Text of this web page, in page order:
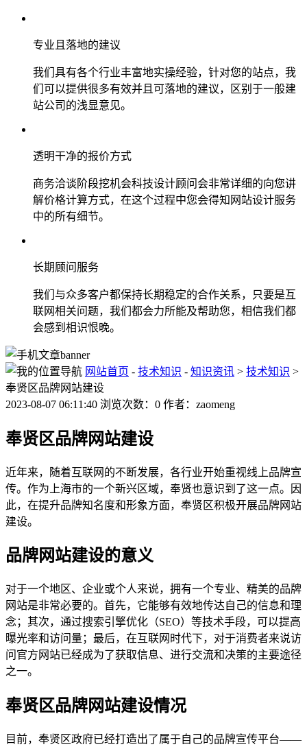
专业且落地的建议
我们具有各个行业丰富地实操经验，针对您的站点，我
们可以提供很多有效并且可落地的建议，区别于一般建
站公司的浅显意见。
透明干净的报价方式
商务洽谈阶段挖机会科技设计顾问会非常详细的向您讲
解价格计算方式，在这个过程中您会得知网站设计服务
中的所有细节。
长期顾问服务
我们与众多客户都保持长期稳定的合作关系，只要是互
联网相关问题，我们都会力所能及帮助您，相信我们都
会感到相识恨晚。
网站首页 - 技术知识 - 知识资讯 > 技术知识 >
奉贤区品牌网站建设
2023-08-07 06:11:40 浏览次数：0 作者：zaomeng
奉贤区品牌网站建设
近年来，随着互联网的不断发展，各行业开始重视线上品牌宣
传。作为上海市的一个新兴区域，奉贤也意识到了这一点。因
此，在提升品牌知名度和形象方面，奉贤区积极开展品牌网站
建设。
品牌网站建设的意义
对于一个地区、企业或个人来说，拥有一个专业、精美的品牌
网站是非常必要的。首先，它能够有效地传达自己的信息和理
念；其次，通过搜索引擎优化（SEO）等技术手段，可以提高
曝光率和访问量；最后，在互联网时代下，对于消费者来说访
问官方网站已经成为了获取信息、进行交流和决策的主要途径
之一。
奉贤区品牌网站建设情况
目前，奉贤区政府已经打造出了属于自己的品牌宣传平台——